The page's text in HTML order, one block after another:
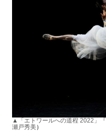
▲「エトワールへの道程 2022」
瀬戸秀美）